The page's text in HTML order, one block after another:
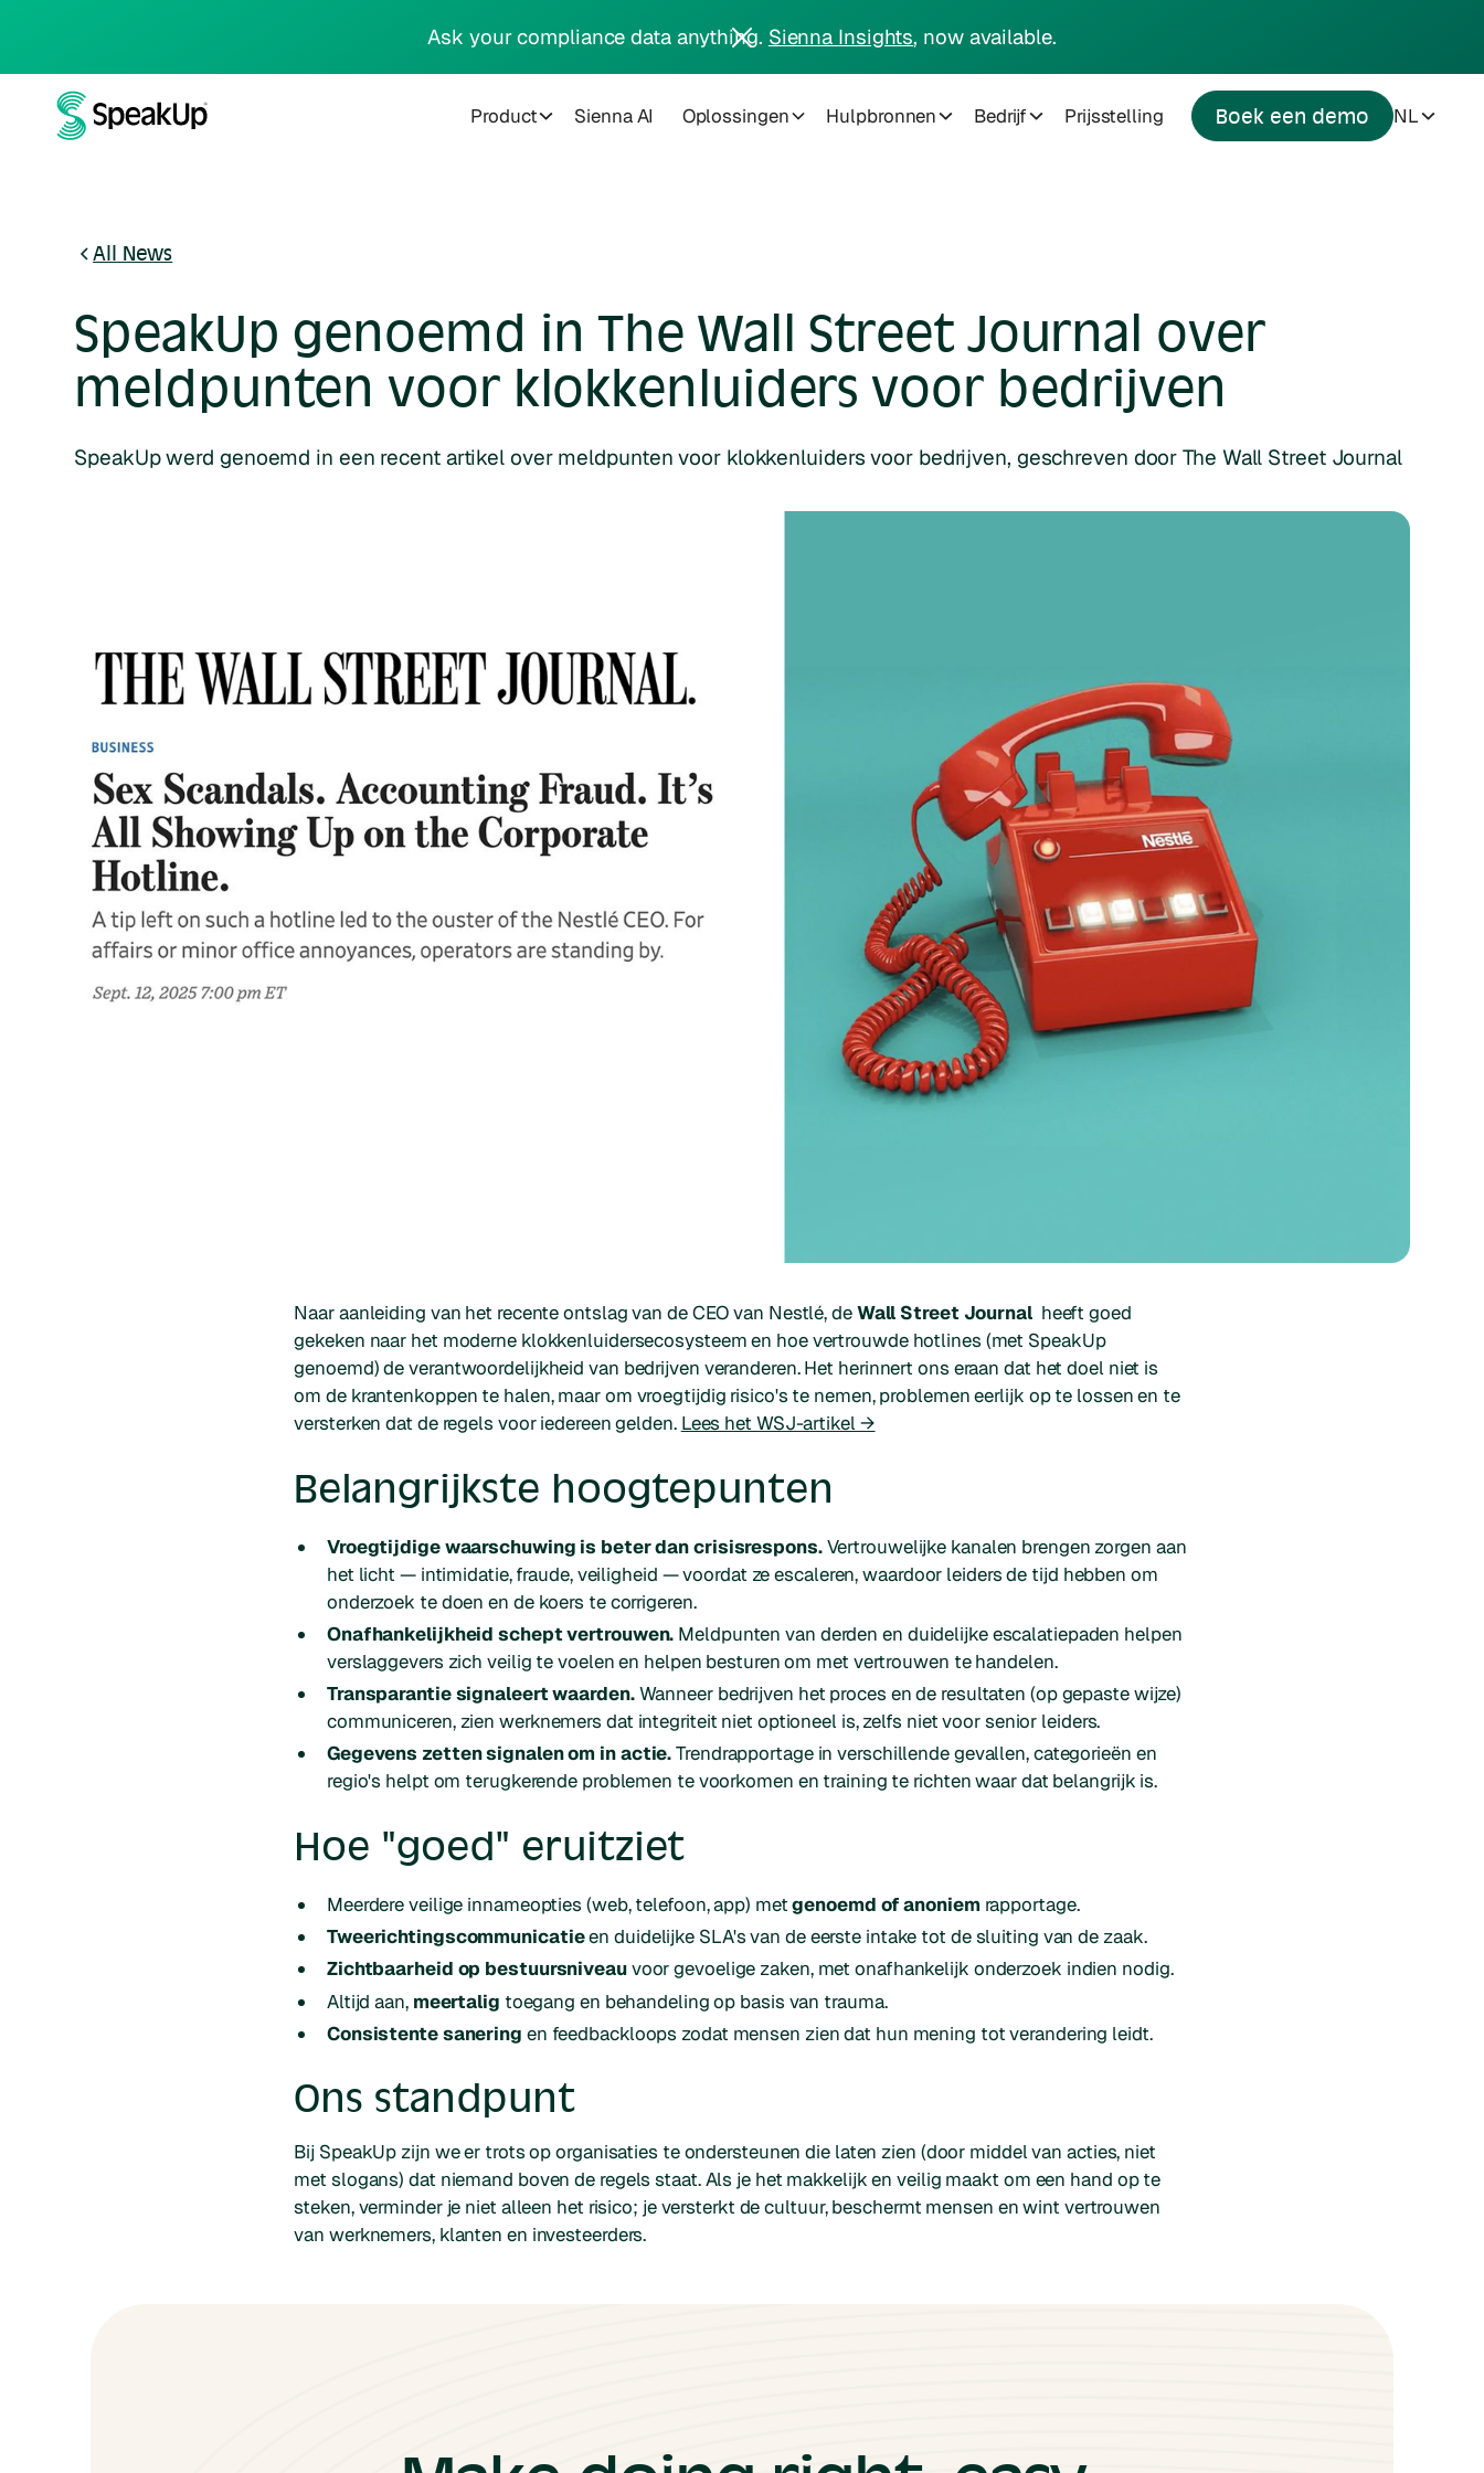
Ask your compliance data anything. Sienna Insights, now available.
Product Sienna AI Oplossingen Hulpbronnen Bedrijf Prijsstelling Boek een demo NL
All News
SpeakUp genoemd in The Wall Street Journal over
meldpunten voor klokkenluiders voor bedrijven
SpeakUp werd genoemd in een recent artikel over meldpunten voor klokkenluiders voor bedrijven, geschreven door The Wall Street Journal
Naar aanleiding van het recente ontslag van de CEO van Nestlé, deWall Street Journalheeft goed
gekeken naar het moderne klokkenluidersecosysteem en hoe vertrouwde hotlines (met SpeakUp
genoemd) de verantwoordelijkheid van bedrijven veranderen. Het herinnert ons eraan dat het doel niet is
om de krantenkoppen te halen, maar om vroegtijdig risico's te nemen, problemen eerlijk op te lossen en te
versterken dat de regels voor iedereen gelden. Lees het WSJ-artikel →
Belangrijkste hoogtepunten
Vroegtijdige waarschuwing is beter dan crisisrespons.Vertrouwelijke kanalen brengen zorgen aan
het licht — intimidatie, fraude, veiligheid — voordat ze escaleren, waardoor leiders de tijd hebben om
onderzoek te doen en de koers te corrigeren.
Onafhankelijkheid schept vertrouwen. Meldpunten van derden en duidelijke escalatiepaden helpen
verslaggevers zich veilig te voelen en helpen besturen om met vertrouwen te handelen.
Transparantie signaleert waarden.Wanneer bedrijven het proces en de resultaten (op gepaste wijze)
communiceren, zien werknemers dat integriteit niet optioneel is, zelfs niet voor senior leiders.
Gegevens zetten signalen om in actie.Trendrapportage in verschillende gevallen, categorieën en
regio's helpt om terugkerende problemen te voorkomen en training te richten waar dat belangrijk is.
Hoe "goed" eruitziet
Meerdere veilige innameopties (web, telefoon, app) metgenoemd of anoniemrapportage.
Tweerichtingscommunicatieen duidelijke SLA's van de eerste intake tot de sluiting van de zaak.
Zichtbaarheid op bestuursniveauvoor gevoelige zaken, met onafhankelijk onderzoek indien nodig.
Altijd aan, meertalig toegang en behandeling op basis van trauma.
Consistente sanering en feedbackloops zodat mensen zien dat hun mening tot verandering leidt.
Ons standpunt
Bij SpeakUp zijn we er trots op organisaties te ondersteunen die laten zien (door middel van acties, niet
met slogans) dat niemand boven de regels staat. Als je het makkelijk en veilig maakt om een hand op te
steken, verminder je niet alleen het risico; je versterkt de cultuur, beschermt mensen en wint vertrouwen
van werknemers, klanten en investeerders.